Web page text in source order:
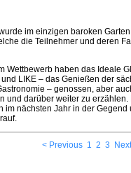
im einzigen baroken
die Teilnehmer und deren
Wettbewerb haben das Ideale
LIKE – das Genießen der
– genossen, aber
und darüber weiter zu
im nächsten Jahr in der
< Previous 1 2 3